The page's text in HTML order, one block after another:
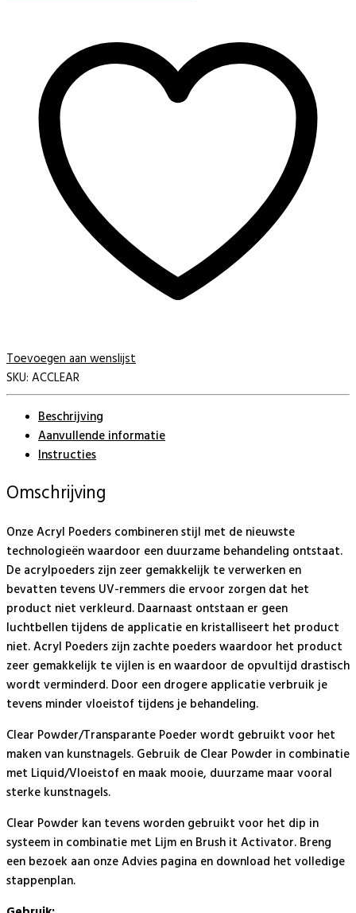
Toevoegen aan wenslijst
SKU: ACCLEAR
Beschrijving
Aanvullende informatie
Instructies
Omschrijving
Onze Acryl Poeders combineren stijl met de nieuwste
technologieën waardoor een duurzame behandeling ontstaat.
De acrylpoeders zijn zeer gemakkelijk te verwerken en
bevatten tevens UV-remmers die ervoor zorgen dat het
product niet verkleurd. Daarnaast ontstaan er geen
luchtbellen tijdens de applicatie en kristalliseert het product
niet. Acryl Poeders zijn zachte poeders waardoor het product
zeer gemakkelijk te vijlen is en waardoor de opvultijd drastisch
wordt verminderd. Door een drogere applicatie verbruik je
tevens minder vloeistof tijdens je behandeling.
Clear Powder/Transparante Poeder wordt gebruikt voor het
maken van kunstnagels. Gebruik de Clear Powder in combinatie
met Liquid/Vloeistof en maak mooie, duurzame maar vooral
sterke kunstnagels.
Clear Powder kan tevens worden gebruikt voor het dip in
systeem in combinatie met Lijm en Brush it Activator. Breng
een bezoek aan onze Advies pagina en download het volledige
stappenplan.